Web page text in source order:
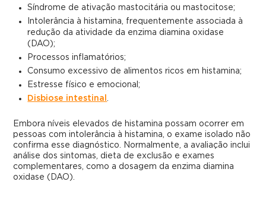
Síndrome de ativação mastocitária ou mastocitose;
Intolerância à histamina, frequentemente associada à
redução da atividade da enzima diamina oxidase
(DAO);
Processos inflamatórios;
Consumo excessivo de alimentos ricos em histamina;
Estresse físico e emocional;
Disbiose intestinal
Embora níveis elevados de histamina possam ocorrer em
pessoas com intolerância à histamina, o exame isolado não
confirma esse diagnóstico. Normalmente, a avaliação inclui
análise dos sintomas, dieta de exclusão e exames
complementares, como a dosagem da enzima diamina
oxidase (DAO).